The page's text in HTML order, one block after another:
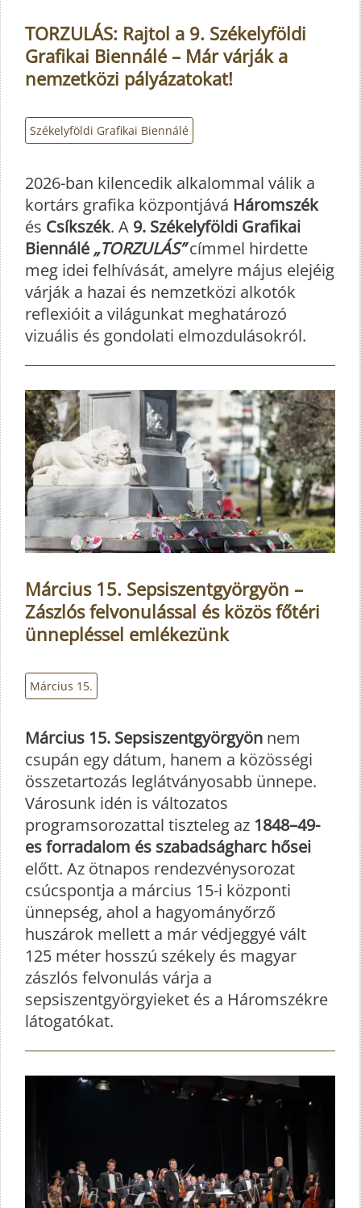
TORZULÁS: Rajtol a 9. Székelyföldi
Grafikai Biennálé – Már várják a
nemzetközi pályázatokat!
Székelyföldi Grafikai Biennálé
2026-ban kilencedik alkalommal válik a
kortárs grafika központjává Háromszék
és Csíkszék. A 9. Székelyföldi Grafikai
Biennálé „TORZULÁS”címmel hirdette
meg idei felhívását, amelyre május elejéig
várják a hazai és nemzetközi alkotók
reflexióit a világunkat meghatározó
vizuális és gondolati elmozdulásokról.
Március 15. Sepsiszentgyörgyön –
Zászlós felvonulással és közös főtéri
ünnepléssel emlékezünk
Március 15.
Március 15. Sepsiszentgyörgyön nem
csupán egy dátum, hanem a közösségi
összetartozás leglátványosabb ünnepe.
Városunk idén is változatos
programsorozattal tiszteleg az 1848–49-
es forradalom és szabadságharc hősei
előtt. Az ötnapos rendezvénysorozat
csúcspontja a március 15-i központi
ünnepség, ahol a hagyományőrző
huszárok mellett a már védjeggyé vált
125 méter hosszú székely és magyar
zászlós felvonulás várja a
sepsiszentgyörgyieket és a Háromszékre
látogatókat.